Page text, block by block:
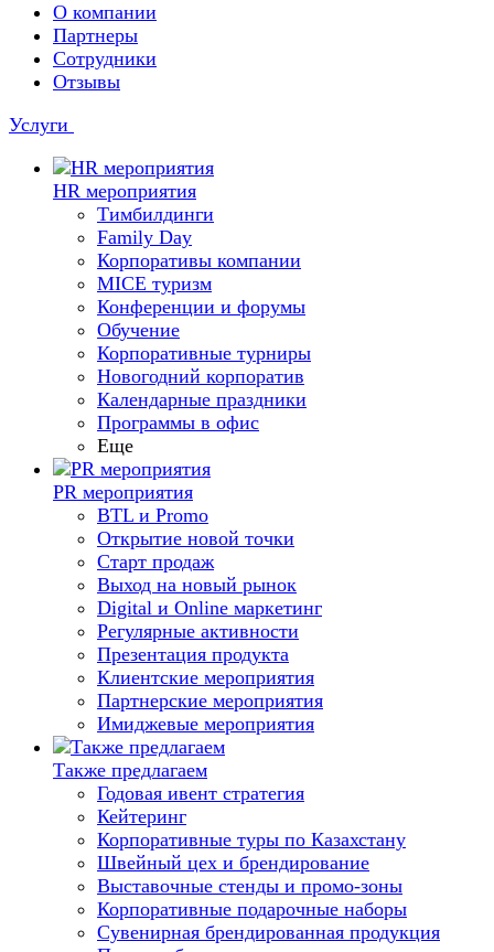
О компании
Партнеры
Сотрудники
Отзывы
Услуги
HR мероприятия
Тимбилдинги
Family Day
Корпоративы компании
MICE туризм
Конференции и форумы
Обучение
Корпоративные турниры
Новогодний корпоратив
Календарные праздники
Программы в офис
Еще
PR мероприятия
BTL и Promo
Открытие новой точки
Старт продаж
Выход на новый рынок
Digital и Online маркетинг
Регулярные активности
Презентация продукта
Клиентские мероприятия
Партнерские мероприятия
Имиджевые мероприятия
Также предлагаем
Годовая ивент стратегия
Кейтеринг
Корпоративные туры по Казахстану
Швейный цех и брендирование
Выставочные стенды и промо-зоны
Корпоративные подарочные наборы
Сувенирная брендированная продукция